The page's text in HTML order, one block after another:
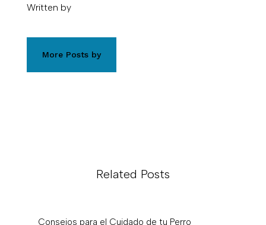
Written by
More Posts by
Related Posts
Consejos para el Cuidado de tu Perro